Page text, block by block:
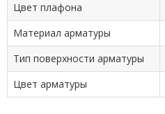
Цвет плафона
Материал арматуры
Тип поверхности арматуры
Цвет арматуры